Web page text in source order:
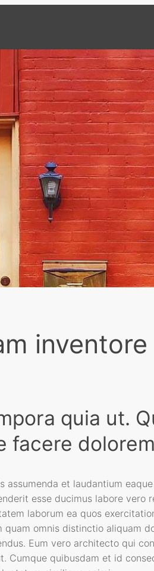
quia ut.
facere
et laudantium
esse ducimus labore
laborum ea quos
omnis distinctio aliquam
Eum vero architecto qui
quibusdam et id